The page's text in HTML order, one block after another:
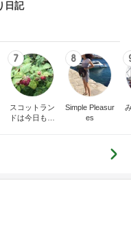
日記
7
スコットラン
ドは今日も曇
8
Simple Pleasur
es